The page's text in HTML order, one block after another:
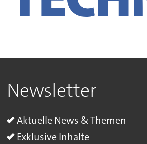
Newsletter
Aktuelle News & Themen
Exklusive Inhalte